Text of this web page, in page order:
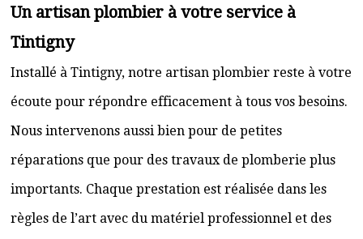
Un artisan plombier à votre service à
Tintigny
Installé à Tintigny, notre artisan plombier reste à votre
écoute pour répondre efficacement à tous vos besoins.
Nous intervenons aussi bien pour de petites
réparations que pour des travaux de plomberie plus
importants. Chaque prestation est réalisée dans les
règles de l’art avec du matériel professionnel et des